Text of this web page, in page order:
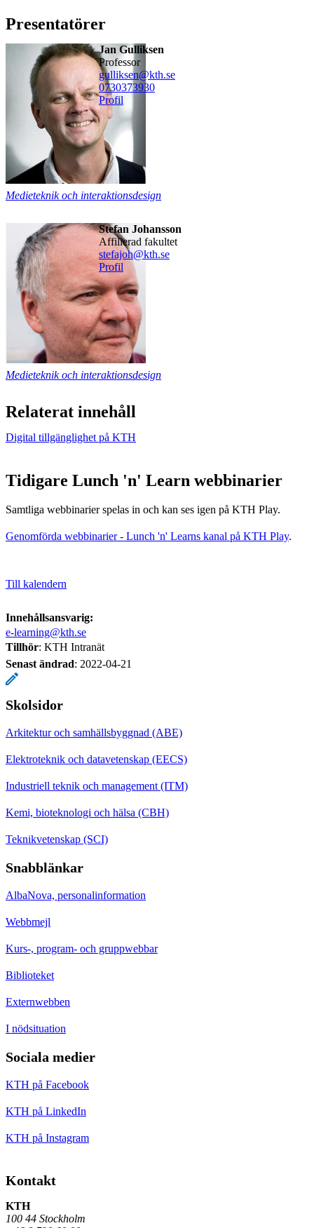
Presentatörer
Jan Gulliksen
professor
gulliksen@kth.se
0730373930
Profil
Medieteknik och interaktionsdesign
Stefan Johansson
affilierad fakultet
stefajoh@kth.se
Profil
Medieteknik och interaktionsdesign
Relaterat innehåll
Digital tillgänglighet på KTH
Tidigare Lunch 'n' Learn webbinarier
Samtliga webbinarier spelas in och kan ses igen på KTH Play.
Genomförda webbinarier - Lunch 'n' Learns kanal på KTH Play.
Till kalendern
Innehållsansvarig:
e-learning@kth.se
Tillhör: KTH Intranät
Senast ändrad: 2022-04-21
Skolsidor
Arkitektur och samhällsbyggnad (ABE)
Elektroteknik och datavetenskap (EECS)
Industriell teknik och management (ITM)
Kemi, bioteknologi och hälsa (CBH)
Teknikvetenskap (SCI)
Snabblänkar
AlbaNova, personalinformation
Webbmejl
Kurs-, program- och gruppwebbar
Biblioteket
Externwebben
I nödsituation
Sociala medier
KTH på Facebook
KTH på LinkedIn
KTH på Instagram
Kontakt
KTH
100 44 Stockholm